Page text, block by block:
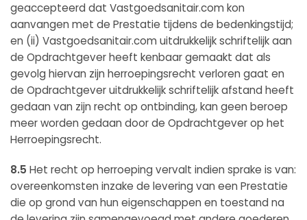
geaccepteerd dat Vastgoedsanitair.com kon
aanvangen met de Prestatie tijdens de bedenkingstijd;
en (ii) Vastgoedsanitair.com uitdrukkelijk schriftelijk aan
de Opdrachtgever heeft kenbaar gemaakt dat als
gevolg hiervan zijn herroepingsrecht verloren gaat en
de Opdrachtgever uitdrukkelijk schriftelijk afstand heeft
gedaan van zijn recht op ontbinding, kan geen beroep
meer worden gedaan door de Opdrachtgever op het
Herroepingsrecht.
8.5 Het recht op herroeping vervalt indien sprake is van:
overeenkomsten inzake de levering van een Prestatie
die op grond van hun eigenschappen en toestand na